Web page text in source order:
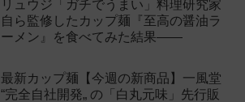
リュウジ「ガチでうまい」料理研究家
自ら監修したカップ麺『至高の醤油ラ
ーメン』を食べてみた結果——
最新カップ麺【今週の新商品】一風堂
“完全自社開発„ の「白丸元味」先行販